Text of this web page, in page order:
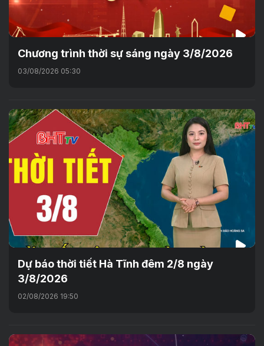
Chương trình thời sự sáng ngày 3/8/2026
03/08/2026 05:30
Dự báo thời tiết Hà Tĩnh đêm 2/8 ngày
3/8/2026
02/08/2026 19:50